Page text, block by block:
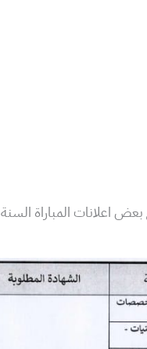
اعلانات المباراة السنة